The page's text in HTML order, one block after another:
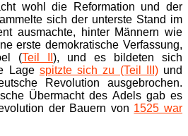
wohl die Reformation und der
sich der unterste Stand im
ausmachte, hinter Männern wie
erste demokratische Verfassung,
(Teil II ), und es bildeten sich
Lage spitzte sich zu (Teil III)und
Revolution ausgebrochen.
Übermacht des Adels gab es
der Bauern von 1525 war